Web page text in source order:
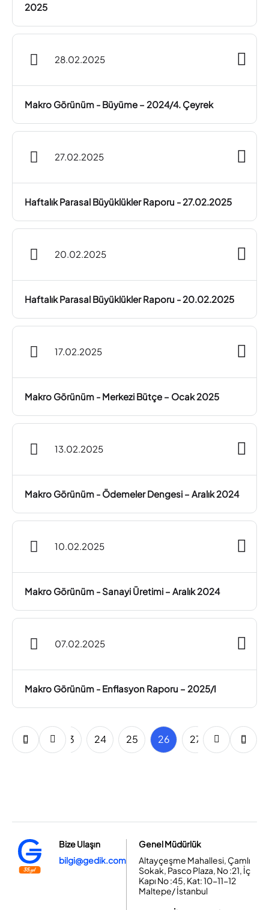
2025
28.02.2025
Makro Görünüm - Büyüme – 2024/4. Çeyrek
27.02.2025
Haftalık Parasal Büyüklükler Raporu - 27.02.2025
20.02.2025
Haftalık Parasal Büyüklükler Raporu - 20.02.2025
17.02.2025
Makro Görünüm - Merkezi Bütçe – Ocak 2025
13.02.2025
Makro Görünüm - Ödemeler Dengesi – Aralık 2024
10.02.2025
Makro Görünüm - Sanayi Üretimi – Aralık 2024
07.02.2025
Makro Görünüm - Enflasyon Raporu – 2025/I
22 23 24 25 26 27 28 29
Bize Ulaşın
bilgi@gedik.com
Genel Müdürlük
Altayçeşme Mahallesi, Çamlı
Sokak, Pasco Plaza, No :21, İç
Kapı No :45, Kat: 10-11-12
Maltepe/ İstanbul